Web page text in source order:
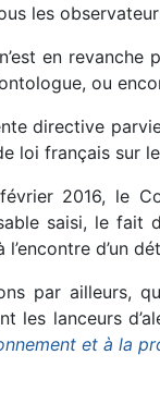
les
en revanche
ou
directive
loi français sur
2016, le
saisi, le fait
l’encontre d’un
par ailleurs,
les lanceurs
et à la